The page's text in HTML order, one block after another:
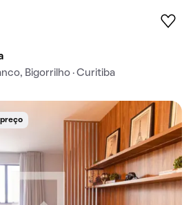
Bigorrilho · Curitiba
preço